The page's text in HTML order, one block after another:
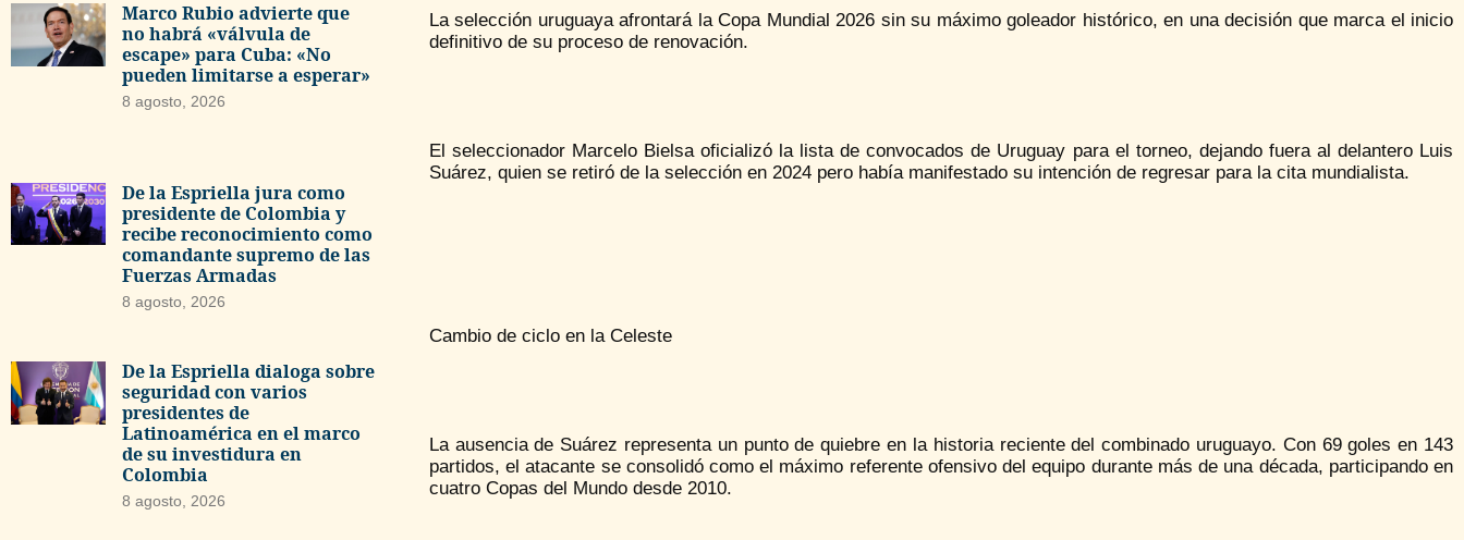
Marco Rubio advierte que
no habrá «válvula de
escape» para Cuba: «No
pueden limitarse a esperar»
8 agosto, 2026
De la Espriella jura como
presidente de Colombia y
recibe reconocimiento como
comandante supremo de las
Fuerzas Armadas
8 agosto, 2026
De la Espriella dialoga sobre
seguridad con varios
presidentes de
Latinoamérica en el marco
de su investidura en
Colombia
8 agosto, 2026
La selección uruguaya afrontará la Copa Mundial 2026 sin su máximo goleador histórico, en una decisión que marca el inicio
definitivo de su proceso de renovación.
El seleccionador Marcelo Bielsa oficializó la lista de convocados de Uruguay para el torneo, dejando fuera al delantero Luis
Suárez, quien se retiró de la selección en 2024 pero había manifestado su intención de regresar para la cita mundialista.
Cambio de ciclo en la Celeste
La ausencia de Suárez representa un punto de quiebre en la historia reciente del combinado uruguayo. Con 69 goles en 143
partidos, el atacante se consolidó como el máximo referente ofensivo del equipo durante más de una década, participando en
cuatro Copas del Mundo desde 2010.